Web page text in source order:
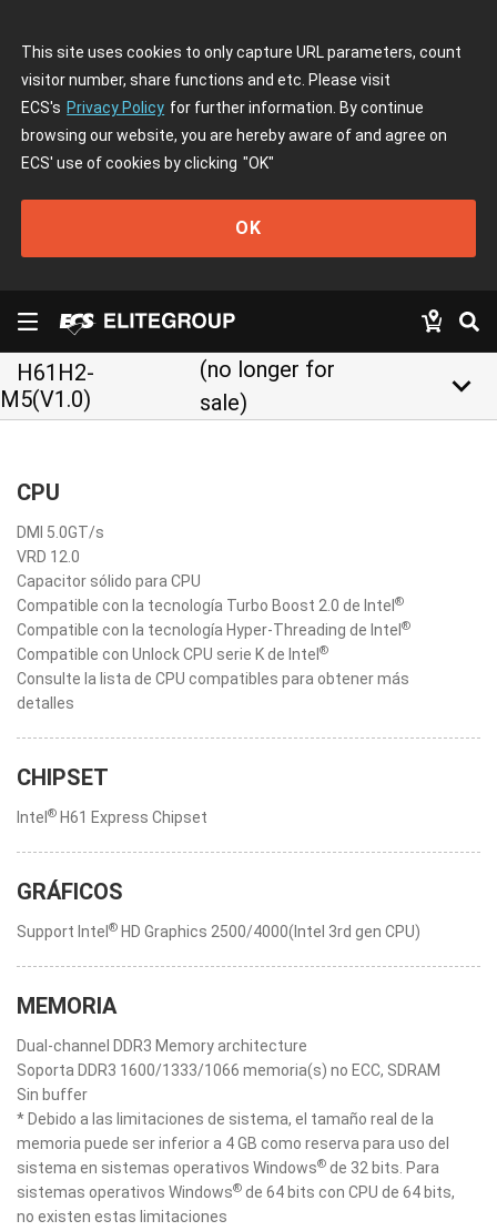
This site uses cookies to only capture URL parameters, count
visitor number, share functions and etc. Please visit
ECS's Privacy Policy for further information. By continue
browsing our website, you are hereby aware of and agree on
ECS' use of cookies by clicking "OK"
OK
H61H2-
M5(V1.0)
(no longer for
sale)
keyboard_arrow_down
CPU
DMI 5.0GT/s
VRD 12.0
Capacitor sólido para CPU
Compatible con la tecnología Turbo Boost 2.0 de Intel ®
Compatible con la tecnología Hyper-Threading de Intel ®
Compatible con Unlock CPU serie K de Intel ®
Consulte la lista de CPU compatibles para obtener más
detalles
CHIPSET
Intel ® H61 Express Chipset
GRÁFICOS
Support Intel ® HD Graphics 2500/4000(Intel 3rd gen CPU)
MEMORIA
Dual-channel DDR3 Memory architecture
Soporta DDR3 1600/1333/1066 memoria(s) no ECC, SDRAM
Sin buffer
* Debido a las limitaciones de sistema, el tamaño real de la
memoria puede ser inferior a 4 GB como reserva para uso del
sistema en sistemas operativos Windows® de 32 bits. Para
sistemas operativos Windows® de 64 bits con CPU de 64 bits,
no existen estas limitaciones